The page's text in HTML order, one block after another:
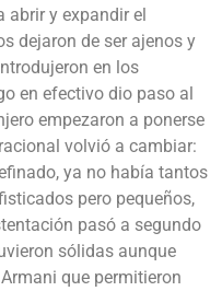
abrir y expandir el
dejaron de ser ajenos y
en los
en efectivo dio paso al
empezaron a ponerse
volvió a cambiar:
ya no había tantos
pero pequeños,
pasó a segundo
sólidas aunque
que permitieron